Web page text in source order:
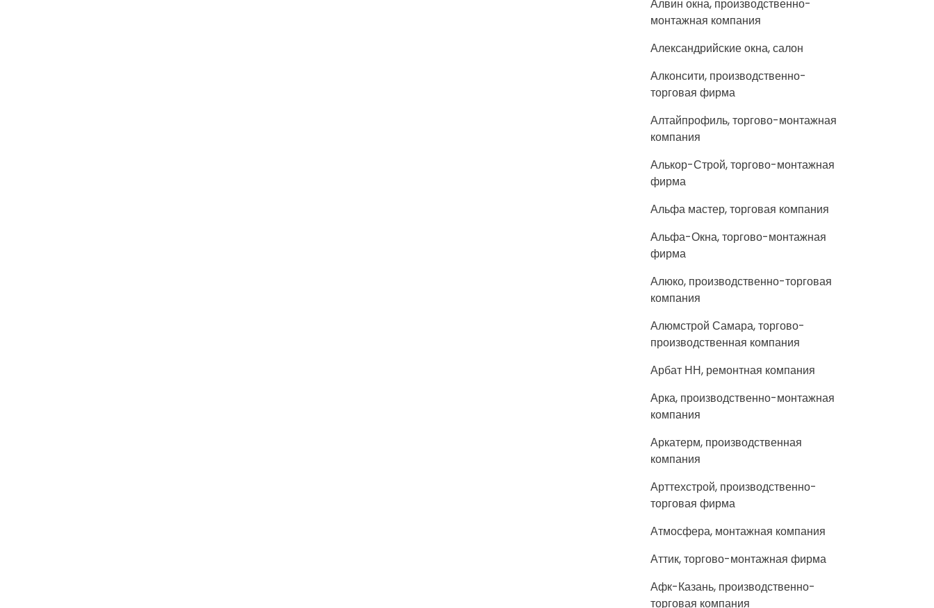
Алвин окна, производственно-
монтажная компания
Александрийские окна, салон
Алконсити, производственно-
торговая фирма
Алтайпрофиль, торгово-монтажная
компания
Алькор-Строй, торгово-монтажная
фирма
Альфа мастер, торговая компания
Альфа-Окна, торгово-монтажная
фирма
Алюко, производственно-торговая
компания
Алюмстрой Самара, торгово-
производственная компания
Арбат НН, ремонтная компания
Арка, производственно-монтажная
компания
Аркатерм, производственная
компания
Арттехстрой, производственно-
торговая фирма
Атмосфера, монтажная компания
Аттик, торгово-монтажная фирма
Афк-Казань, производственно-
торговая компания